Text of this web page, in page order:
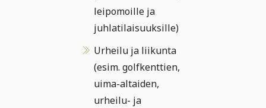
leipomoille ja
juhlatilaisuuksille)
Urheilu ja liikunta
(esim. golfkenttien,
uima-altaiden,
urheilu- ja